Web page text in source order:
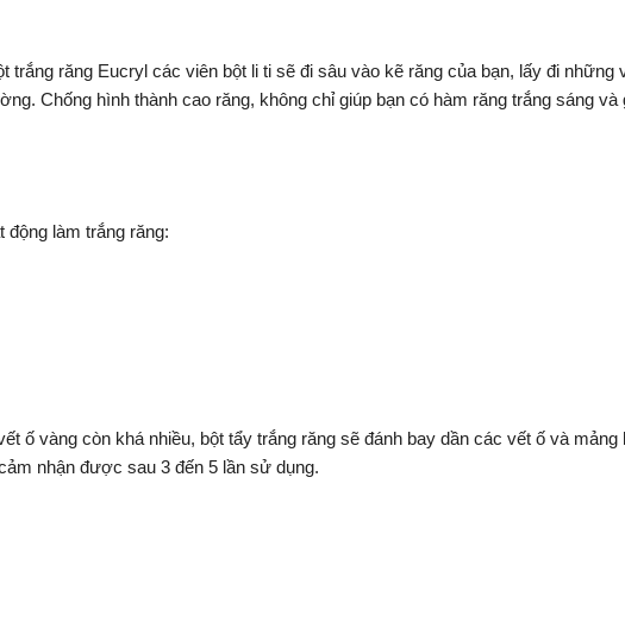
trắng răng Eucryl các viên bột li ti sẽ đi sâu vào kẽ răng của bạn, lấy đi
Chống hình thành cao răng, không chỉ giúp bạn có hàm răng trắng sáng
động làm trắng răng:
ố vàng còn khá nhiều, bột tẩy trắng răng sẽ đánh bay dần các vết ố và
nhận được sau 3 đến 5 lần sử dụng.